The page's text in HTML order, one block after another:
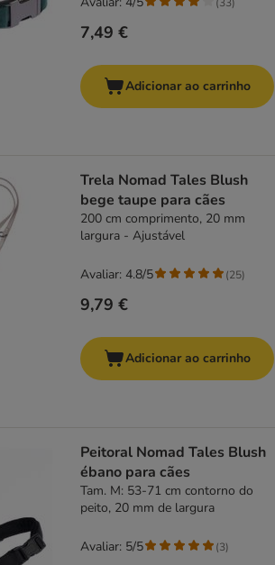
7,49 €
Adicionar ao carrinho
Trela Nomad Tales Blush
bege taupe para cães
200 cm comprimento, 20 mm
largura - Ajustável
9,79 €
Avaliar: 4.8/5 (25)
Adicionar ao carrinho
Peitoral Nomad Tales Blush
ébano para cães
Tam. M: 53-71 cm contorno do
peito, 20 mm de largura
Avaliar: 5/5 (3)